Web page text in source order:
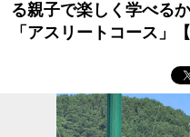
る親子で楽しく学べる
「アスリートコース」